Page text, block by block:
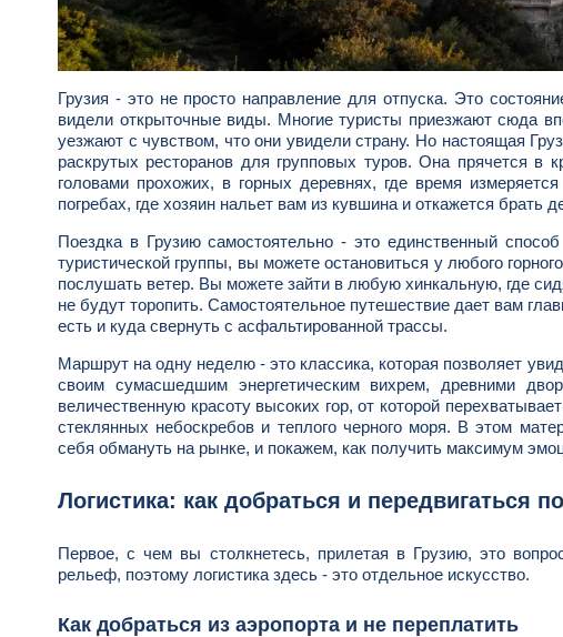
Грузия - это не просто направление для отпуска. Это
видели открыточные виды. Многие туристы приезжают сюда
уезжают с чувством, что они увидели страну. Но настоящая
раскрутых ресторанов для групповых туров. Она прячется в
головами прохожих, в горных деревнях, где время
погребах, где хозяин нальет вам из кувшина и откажется брать
Поездка в Грузию самостоятельно - это единственный
туристической группы, вы можете остановиться у любого
послушать ветер. Вы можете зайти в любую хинкальную, где
не будут торопить. Самостоятельное путешествие дает вам
есть и куда свернуть с асфальтированной трассы.
Маршрут на одну неделю - это классика, которая позволяет
своим сумасшедшим энергетическим вихрем, древними
величественную красоту высоких гор, от которой
стеклянных небоскребов и теплого черного моря. В этом
себя обмануть на рынке, и покажем, как получить максимум
Логистика: как добраться и передвигаться
Первое, с чем вы столкнетесь, прилетая в Грузию, это
рельеф, поэтому логистика здесь - это отдельное искусство.
Как добраться из аэропорта и не переплатить